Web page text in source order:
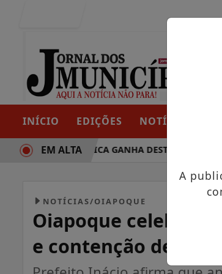
INÍCIO EDIÇÕES NOTÍCIAS
POLÍTICA GANHA DESTAQUE EM
EM ALTA
NOTÍCIAS/OIAPOQUE
Oiapoque celebra
e contenção de
A